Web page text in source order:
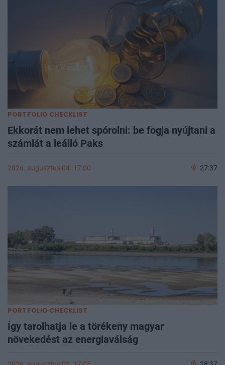
PORTFOLIO CHECKLIST
Ekkorát nem lehet spórolni: be fogja nyújtani a
számlát a leálló Paks
2026. augusztus 04. 17:00 27:37
PORTFOLIO CHECKLIST
Így tarolhatja le a törékeny magyar
növekedést az energiaválság